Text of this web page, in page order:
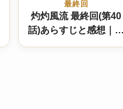
最終回
灼灼風流 最終回(第40
話)あらすじと感想｜